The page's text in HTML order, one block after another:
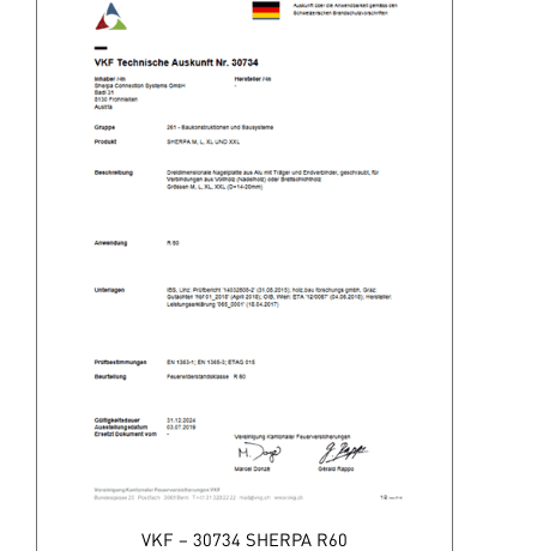
VKF – 30734 SHERPA R60